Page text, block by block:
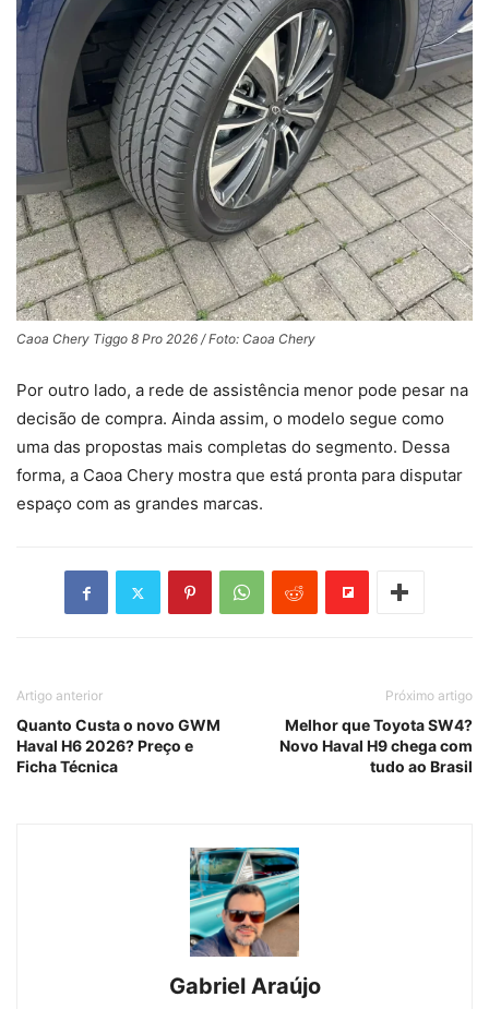
Caoa Chery Tiggo 8 Pro 2026 / Foto: Caoa Chery
Por outro lado, a rede de assistência menor pode pesar na
decisão de compra. Ainda assim, o modelo segue como
uma das propostas mais completas do segmento. Dessa
forma, a Caoa Chery mostra que está pronta para disputar
espaço com as grandes marcas.
Artigo anterior
Quanto Custa o novo GWM
Haval H6 2026? Preço e
Ficha Técnica
Próximo artigo
Melhor que Toyota SW4?
Novo Haval H9 chega com
tudo ao Brasil
Gabriel Araújo